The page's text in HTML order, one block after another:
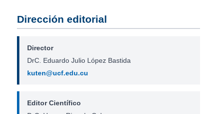
Dirección editorial
Director
DrC. Eduardo Julio López Bastida
kuten@ucf.edu.cu
Editor Científico